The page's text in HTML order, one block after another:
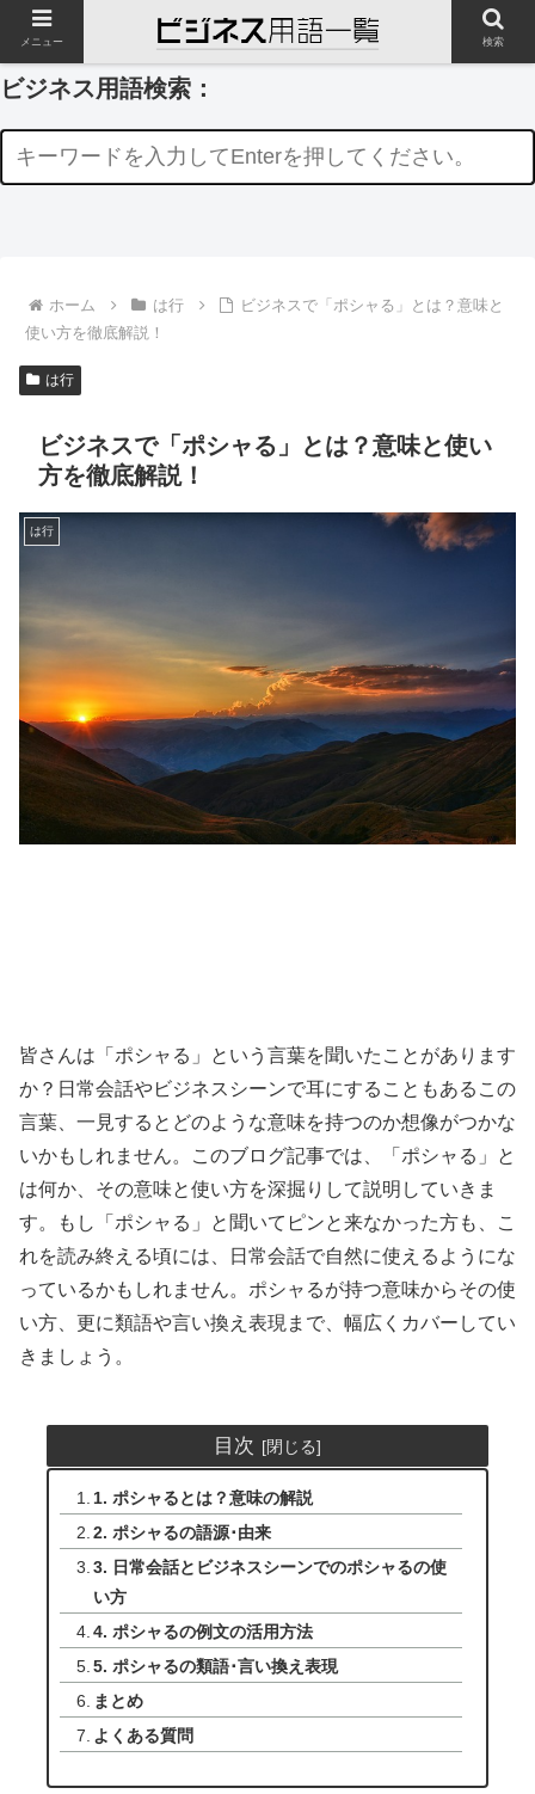
ビジネス用語検索：
ホーム は行
ビジネスで「ポシャる」とは？意味と
使い方を徹底解説！
は行
ビジネスで「ポシャる」とは？意味と使い
方を徹底解説！
は行
皆さんは「ポシャる」という言葉を聞いたことがあります
か？日常会話やビジネスシーンで耳にすることもあるこの
言葉、一見するとどのような意味を持つのか想像がつかな
いかもしれません。このブログ記事では、「ポシャる」と
は何か、その意味と使い方を深掘りして説明していきま
す。もし「ポシャる」と聞いてピンと来なかった方も、こ
れを読み終える頃には、日常会話で自然に使えるようにな
っているかもしれません。ポシャるが持つ意味からその使
い方、更に類語や言い換え表現まで、幅広くカバーしてい
きましょう。
目次
1. ポシャるとは？意味の解説
2. ポシャるの語源･由来
3. 日常会話とビジネスシーンでのポシャるの使
い方
4. ポシャるの例文の活用方法
5. ポシャるの類語･言い換え表現
まとめ
よくある質問
メニュー 検索